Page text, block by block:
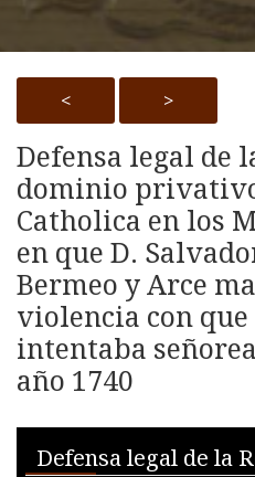
< >
Defensa legal de
dominio
Catholica en los
en que D.
Bermeo y Arce
violencia con
intentaba
año 1740
Media
Defensa legal de la